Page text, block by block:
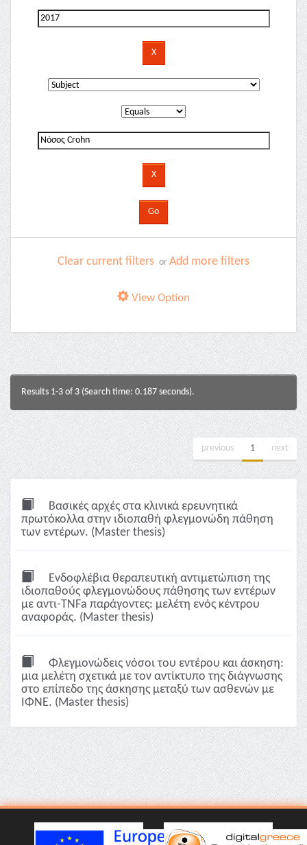
Clear current filters or Add more filters
View Option
Results 1-3 of 3 (Search time: 0.187 seconds).
previous 1 next
Βασικές αρχές στα κλινικά ερευνητικά
πρωτόκολλα στην ιδιοπαθή φλεγμονώδη πάθηση
των εντέρων. (Master thesis)
Ενδοφλέβια θεραπευτική αντιμετώπιση της
ιδιοπαθούς φλεγμονώδους πάθησης των εντέρων
με αντι-TNFa παράγοντες: μελέτη ενός κέντρου
αναφοράς. (Master thesis)
Φλεγμονώδεις νόσοι του εντέρου και άσκηση:
μια μελέτη σχετικά με τον αντίκτυπο της διάγνωσης
στο επίπεδο της άσκησης μεταξύ των ασθενών με
ΙΦΝΕ. (Master thesis)